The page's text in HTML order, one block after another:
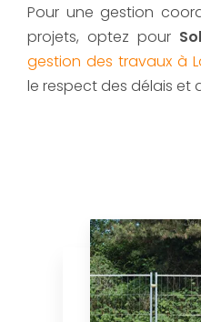
Pour une gestion
projets, optez pour
gestion des travaux à
le respect des délais et